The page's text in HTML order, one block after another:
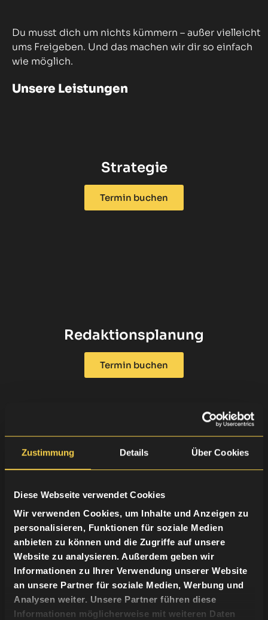
Zustimmung Details Über Cookies
Diese Webseite verwendet Cookies
Wir verwenden Cookies, um Inhalte und Anzeigen zu
personalisieren, Funktionen für soziale Medien
anbieten zu können und die Zugriffe auf unsere
Website zu analysieren. Außerdem geben wir
Informationen zu Ihrer Verwendung unserer Website
an unsere Partner für soziale Medien, Werbung und
Analysen weiter. Unsere Partner führen diese
Informationen möglicherweise mit weiteren Daten
Du musst dich um nichts kümmern – außer vielleicht
ums Freigeben. Und das machen wir dir so einfach
wie möglich.
Unsere Leistungen
Strategie
Termin buchen
Redaktionsplanung
Termin buchen
Produktion von Reels,
Storys, Grafiken & Texten
Termin buchen